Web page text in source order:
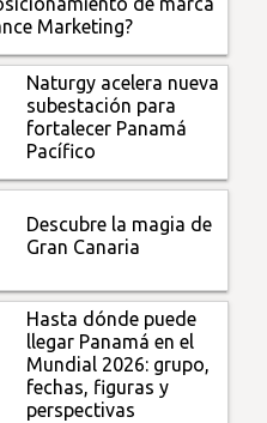
Marketing?
Naturgy acelera nueva
subestación para
fortalecer Panamá
Pacífico
Descubre la magia de
Gran Canaria
Hasta dónde puede
llegar Panamá en el
Mundial 2026: grupo,
fechas, figuras y
perspectivas